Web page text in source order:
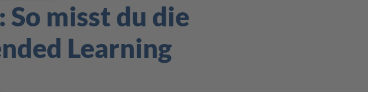
misst du die
Learning